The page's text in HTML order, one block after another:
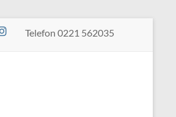
Telefon 0221 562035